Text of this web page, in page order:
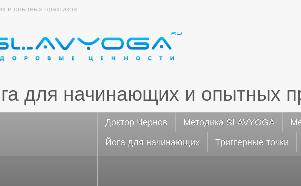
и опытных практиков
для начинающих и опытных
Доктор Чернов Методика SLAVYOGA
Йога для начинающих
Триггерные точки